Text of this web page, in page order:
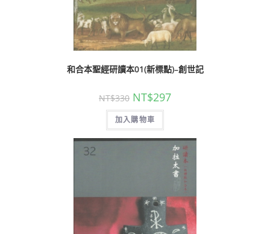
和合本聖經研讀本01(新標點)–創世記
NT$330 NT$297
加入購物車